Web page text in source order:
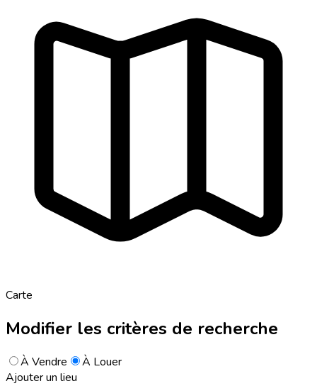
Carte
Modifier les critères de recherche
À Vendre
À Louer
Ajouter un lieu